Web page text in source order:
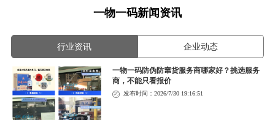
一物一码新闻资讯
行业资讯 企业动态
一物一码防伪防窜货服务商哪家好？挑选服务
商，不能只看报价
发布时间：2026/7/30 19:16:51